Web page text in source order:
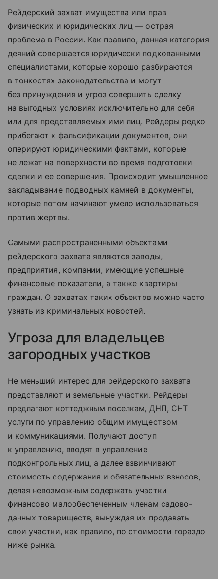
Рейдерский захват имущества или прав
физических и юридических лиц — острая
проблема в России. Как правило, данная категория
деяний совершается юридически подкованными
специалистами, которые хорошо разбираются
в тонкостях законодательства и могут
без принуждения и угроз совершить сделку
на выгодных условиях исключительно для себя
или для представляемых ими лиц. Рейдеры редко
прибегают к фальсификации документов, они
оперируют юридическими фактами, которые
не лежат на поверхности во время подготовки
сделки и ее совершения. Происходит умышленное
закладывание подводных камней в документы,
которые потом начинают умело использоваться
против жертвы.
Самыми распространенными объектами
рейдерского захвата являются заводы,
предприятия, компании, имеющие успешные
финансовые показатели, а также квартиры
граждан. О захватах таких объектов можно часто
узнать из криминальных новостей.
Угроза для владельцев
загородных участков
Не меньший интерес для рейдерского захвата
представляют и земельные участки. Рейдеры
предлагают коттеджным поселкам, ДНП, СНТ
услуги по управлению общим имуществом
и коммуникациями. Получают доступ
к управлению, вводят в управление
подконтрольных лиц, а далее взвинчивают
стоимость содержания и обязательных взносов,
делая невозможным содержать участки
финансово малообеспеченным членам садово-
дачных товариществ, вынуждая их продавать
свои участки, как правило, по стоимости гораздо
ниже рынка.